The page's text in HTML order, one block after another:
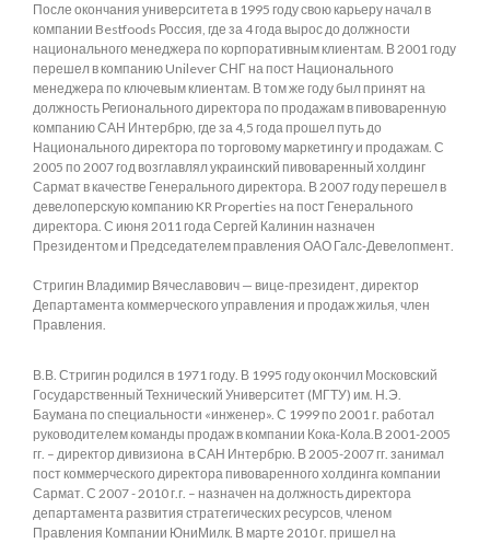
После окончания университета в 1995 году свою карьеру начал в
компании Bestfoods Россия, где за 4 года вырос до должности
национального менеджера по корпоративным клиентам. В 2001 году
перешел в компанию Unilever СНГ на пост Национального
менеджера по ключевым клиентам. В том же году был принят на
должность Регионального директора по продажам в пивоваренную
компанию САН Интербрю, где за 4,5 года прошел путь до
Национального директора по торговому маркетингу и продажам. С
2005 по 2007 год возглавлял украинский пивоваренный холдинг
Сармат в качестве Генерального директора. В 2007 году перешел в
девелоперскую компанию KR Properties на пост Генерального
директора. С июня 2011 года Сергей Калинин назначен
Президентом и Председателем правления ОАО Галс‑Девелопмент.
Стригин Владимир Вячеславович — вице-президент, директор
Департамента коммерческого управления и продаж жилья, член
Правления.
В.В. Стригин родился в 1971 году. В 1995 году окончил Московский
Государственный Технический Университет (МГТУ) им. Н.Э.
Баумана по специальности «инженер». С 1999 по 2001 г. работал
руководителем команды продаж в компании Кока-Кола.В 2001-2005
гг. – директор дивизиона в САН Интербрю. В 2005-2007 гг. занимал
пост коммерческого директора пивоваренного холдинга компании
Сармат. С 2007 - 2010 г.г. – назначен на должность директора
департамента развития стратегических ресурсов, членом
Правления Компании ЮниМилк. В марте 2010 г. пришел на